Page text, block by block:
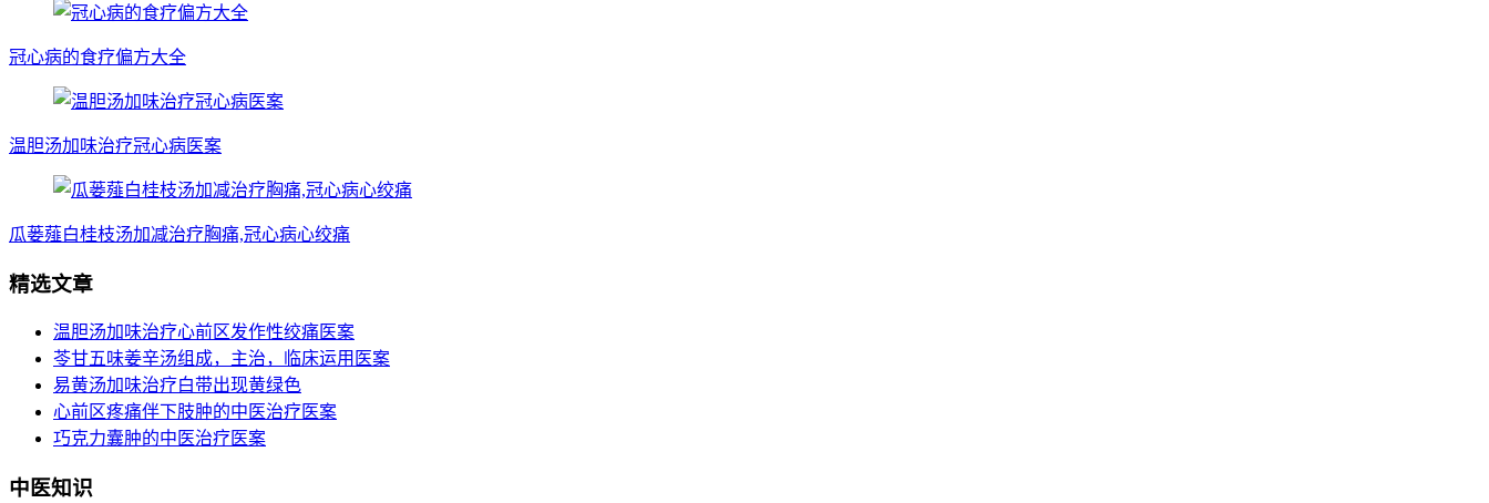
冠心病的食疗偏方大全
温胆汤加味治疗冠心病医案
瓜蒌薤白桂枝汤加减治疗胸痛,冠心病心绞痛
精选文章
温胆汤加味治疗心前区发作性绞痛医案
苓甘五味姜辛汤组成，主治，临床运用医案
易黄汤加味治疗白带出现黄绿色
心前区疼痛伴下肢肿的中医治疗医案
巧克力囊肿的中医治疗医案
中医知识